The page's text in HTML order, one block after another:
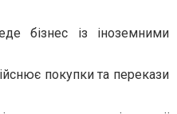
бізнес із іноземними
покупки та перекази